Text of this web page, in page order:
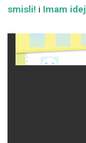
smisli! i Imam